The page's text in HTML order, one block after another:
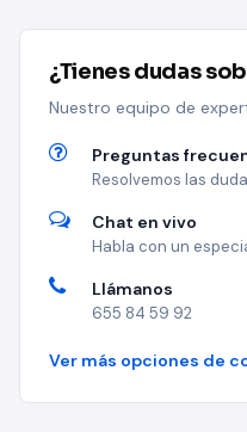
¿Tienes dudas
Nuestro equipo de
Preguntas
Resolvemos las
Chat en vivo
Habla con un
Llámanos
655 84 59 92
Ver más opciones de